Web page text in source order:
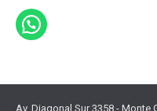
Av. Diagonal Sur 3358 - Monte